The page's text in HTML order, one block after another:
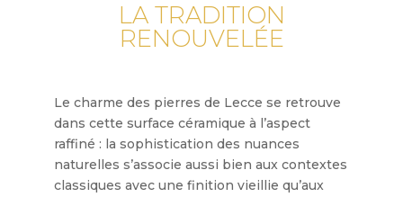
LA TRADITION
RENOUVELÉE
Le charme des pierres de Lecce se retrouve
dans cette surface céramique à l’aspect
raffiné : la sophistication des nuances
naturelles s’associe aussi bien aux contextes
classiques avec une finition vieillie qu’aux